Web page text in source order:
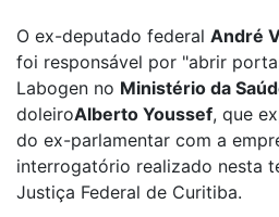
O ex-deputado federal André
foi responsável por "abrir
Labogen no Ministério da
doleiroAlberto Youssef, que
do ex-parlamentar com a
interrogatório realizado nesta
Justiça Federal de Curitiba.